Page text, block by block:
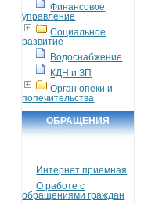
Финансовое
управление
Социальное
развитие
Водоснабжение
КДН и ЗП
Орган опеки и
попечительства
ОБРАЩЕНИЯ
Интернет приемная
О работе с
обращениями граждан